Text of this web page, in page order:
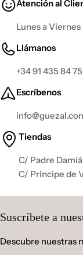
Atención al
Lunes a Viernes
Llámanos
+34 91 435 84 75
Escríbenos
Tiendas
C/ Padre
C/ Príncipe de
Suscríbete a
Descubre nuestras